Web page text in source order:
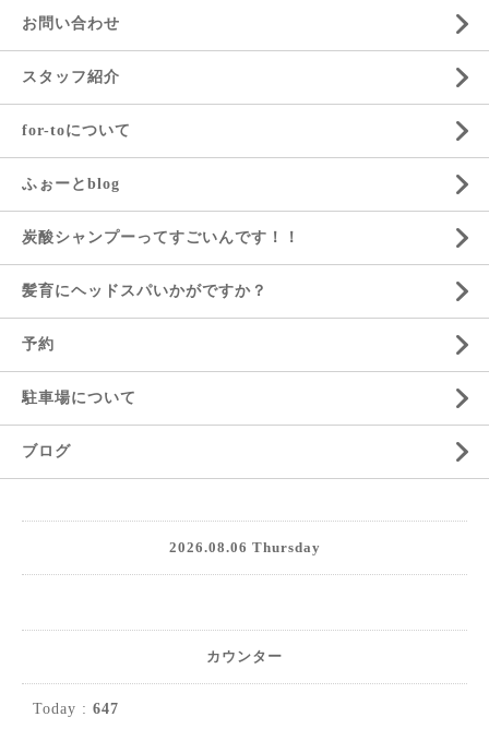
お問い合わせ
スタッフ紹介
for-toについて
ふぉーとblog
炭酸シャンプーってすごいんです！！
髪育にヘッドスパいかがですか？
予約
駐車場について
ブログ
2026.08.06 Thursday
カウンター
Today : 647